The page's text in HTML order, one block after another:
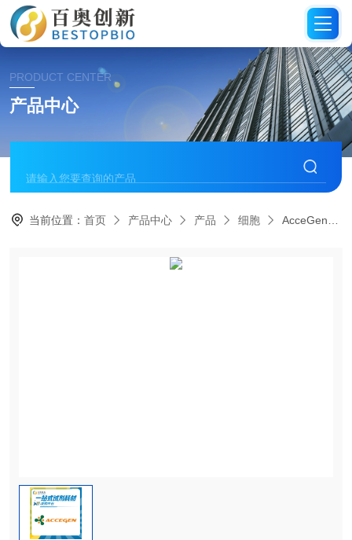
PRODUCT CENTER
产品中心
当前位置：首页 产品中心 产品 细胞 AcceGen人套细胞淋巴瘤外周血单核细胞